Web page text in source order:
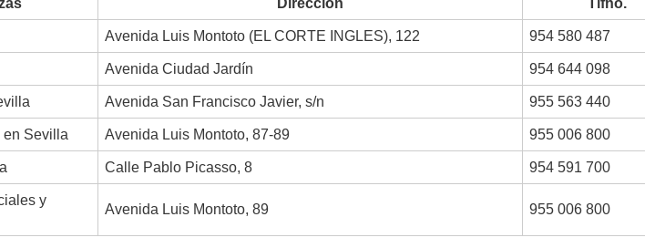
Dirección Tlfno.
Avenida Luis Montoto (EL CORTE INGLES), 122 954 580 487
Avenida Ciudad Jardín 954 644 098
Avenida San Francisco Javier, s/n 955 563 440
en Sevilla Avenida Luis Montoto, 87-89 955 006 800
Calle Pablo Picasso, 8 954 591 700
y
Avenida Luis Montoto, 89 955 006 800